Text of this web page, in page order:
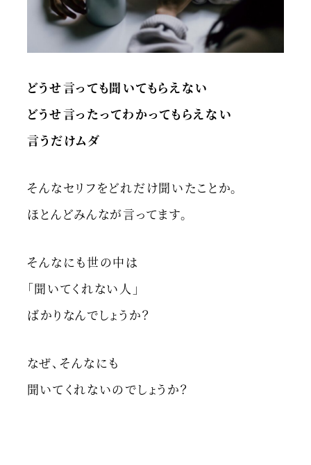
どうせ言っても聞いてもらえない
どうせ言ったってわかってもらえない
言うだけムダ
そんなセリフをどれだけ聞いたことか。
ほとんどみんなが言ってます。
そんなにも世の中は
「聞いてくれない人」
ばかりなんでしょうか？
なぜ、そんなにも
聞いてくれないのでしょうか？